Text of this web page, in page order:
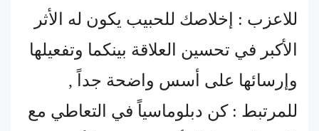
للاعزب : إخلاصك للحبيب يكون له الأثر
الأكبر في تحسين العلاقة بينكما وتفعيلها
وإرسائها على أسس واضحة جداً ,
للمرتبط : كن دبلوماسياً في التعاطي مع